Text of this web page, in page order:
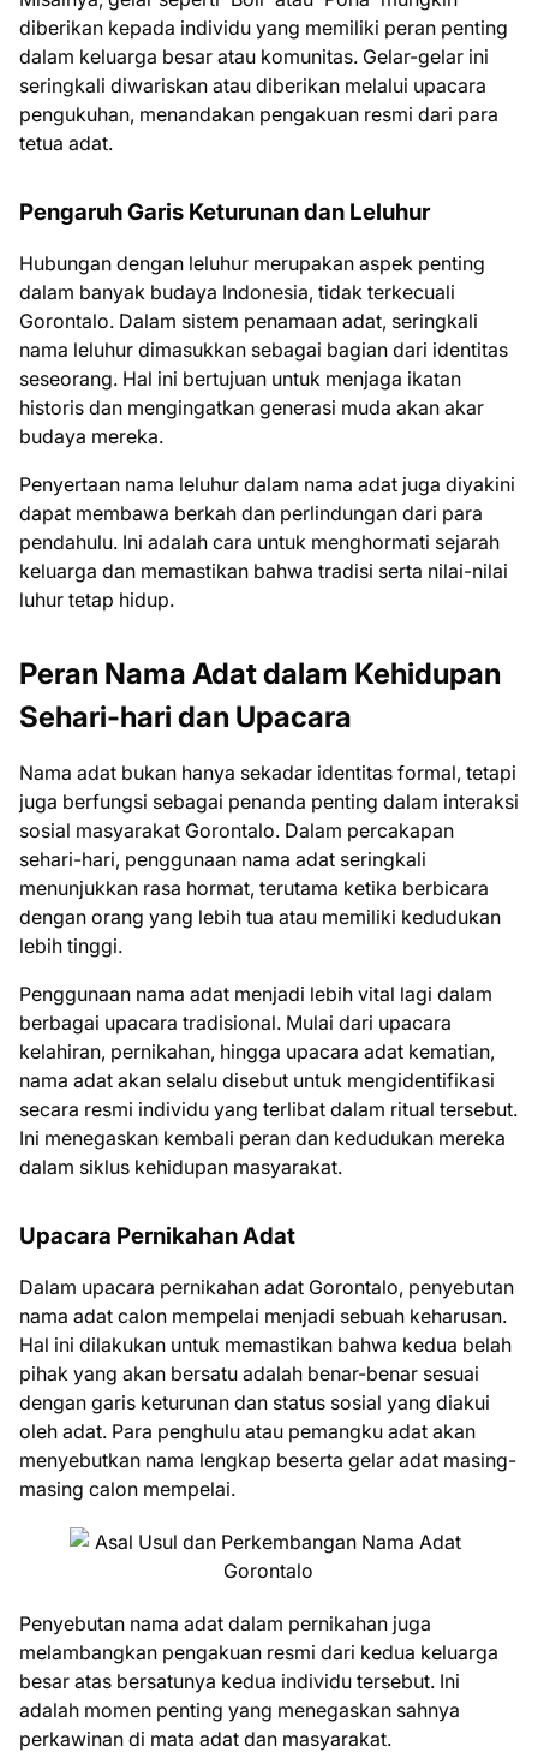
diberikan kepada individu yang memiliki peran penting
dalam keluarga besar atau komunitas. Gelar-gelar ini
seringkali diwariskan atau diberikan melalui upacara
pengukuhan, menandakan pengakuan resmi dari para
tetua adat.
Pengaruh Garis Keturunan dan Leluhur
Hubungan dengan leluhur merupakan aspek penting
dalam banyak budaya Indonesia, tidak terkecuali
Gorontalo. Dalam sistem penamaan adat, seringkali
nama leluhur dimasukkan sebagai bagian dari identitas
seseorang. Hal ini bertujuan untuk menjaga ikatan
historis dan mengingatkan generasi muda akan akar
budaya mereka.
Penyertaan nama leluhur dalam nama adat juga diyakini
dapat membawa berkah dan perlindungan dari para
pendahulu. Ini adalah cara untuk menghormati sejarah
keluarga dan memastikan bahwa tradisi serta nilai-nilai
luhur tetap hidup.
Peran Nama Adat dalam Kehidupan
Sehari-hari dan Upacara
Nama adat bukan hanya sekadar identitas formal, tetapi
juga berfungsi sebagai penanda penting dalam interaksi
sosial masyarakat Gorontalo. Dalam percakapan
sehari-hari, penggunaan nama adat seringkali
menunjukkan rasa hormat, terutama ketika berbicara
dengan orang yang lebih tua atau memiliki kedudukan
lebih tinggi.
Penggunaan nama adat menjadi lebih vital lagi dalam
berbagai upacara tradisional. Mulai dari upacara
kelahiran, pernikahan, hingga upacara adat kematian,
nama adat akan selalu disebut untuk mengidentifikasi
secara resmi individu yang terlibat dalam ritual tersebut.
Ini menegaskan kembali peran dan kedudukan mereka
dalam siklus kehidupan masyarakat.
Upacara Pernikahan Adat
Dalam upacara pernikahan adat Gorontalo, penyebutan
nama adat calon mempelai menjadi sebuah keharusan.
Hal ini dilakukan untuk memastikan bahwa kedua belah
pihak yang akan bersatu adalah benar-benar sesuai
dengan garis keturunan dan status sosial yang diakui
oleh adat. Para penghulu atau pemangku adat akan
menyebutkan nama lengkap beserta gelar adat masing-
masing calon mempelai.
Penyebutan nama adat dalam pernikahan juga
melambangkan pengakuan resmi dari kedua keluarga
besar atas bersatunya kedua individu tersebut. Ini
adalah momen penting yang menegaskan sahnya
perkawinan di mata adat dan masyarakat.